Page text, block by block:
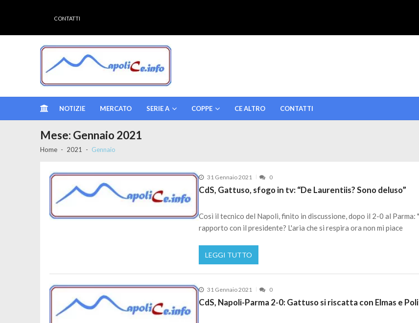
CONTATTI
NOTIZIE MERCATO SERIE A COPPE CE ALTRO CONTATTI
Mese: Gennaio 2021
Home 2021 Gennaio
31 Gennaio 2021 0
CdS, Gattuso, sfogo in tv: “De Laurentiis? Sono deluso”
Così il tecnico del Napoli, finito in discussione, dopo il 2-0 al Parma:
rapporto con il presidente? L'aria che si respira ora non mi piace
LEGGI TUTTO
31 Gennaio 2021 0
CdS, Napoli-Parma 2-0: Gattuso si riscatta con Elmas e